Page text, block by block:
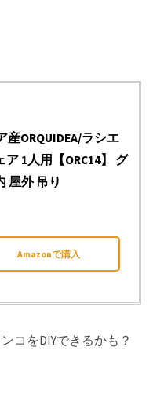
産ORQUIDEA/ラシエ
1人用【ORC14】 グ
屋外 吊り
Amazonで購入
コをDIYできるかも？